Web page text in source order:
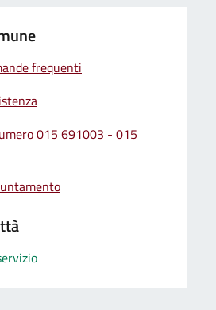
frequenti
015 691003 - 015